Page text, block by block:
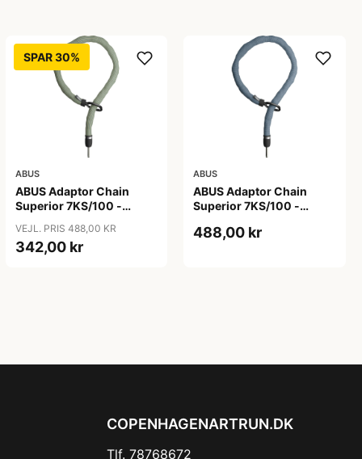
SPAR 30%
ABUS
ABUS Adaptor Chain
Superior 7KS/100 -
Green
VEJL. PRIS 488,00 KR
342,00 kr
ABUS
ABUS Adaptor Chain
Superior 7KS/100 -
488,00 kr
COPENHAGENARTRUN.DK
Tlf. 78768672